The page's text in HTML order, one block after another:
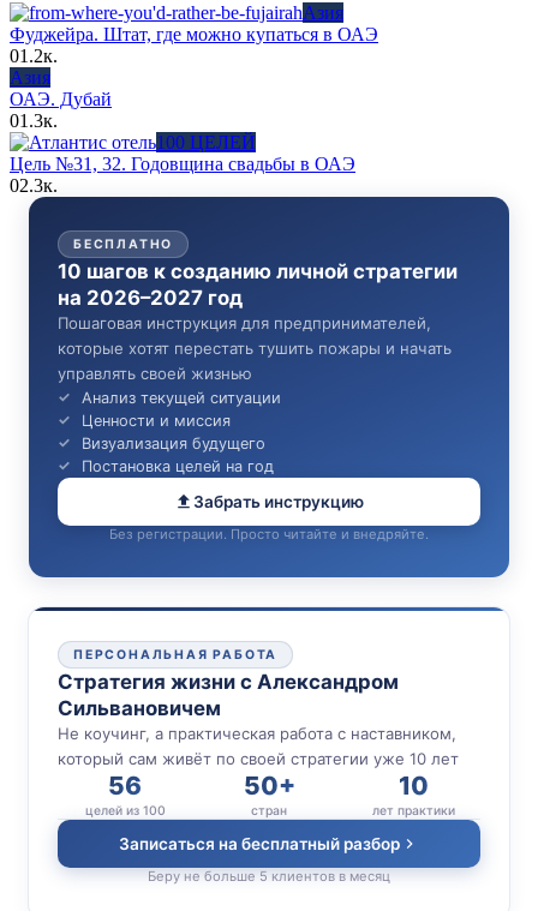
Азия
Фуджейра. Штат, где можно купаться в ОАЭ
01.2к.
Азия
ОАЭ. Дубай
01.3к.
100 ЦЕЛЕЙ
Цель №31, 32. Годовщина свадьбы в ОАЭ
02.3к.
БЕСПЛАТНО
10 шагов к созданию личной стратегии
на 2026–2027 год
Пошаговая инструкция для предпринимателей,
которые хотят перестать тушить пожары и начать
управлять своей жизнью
Анализ текущей ситуации
Ценности и миссия
Визуализация будущего
Постановка целей на год
Забрать инструкцию
Без регистрации. Просто читайте и внедряйте.
ПЕРСОНАЛЬНАЯ РАБОТА
Стратегия жизни с Александром
Сильвановичем
Не коучинг, а практическая работа с наставником,
который сам живёт по своей стратегии уже 10 лет
56
целей из 100
50+
стран
10
лет практики
Записаться на бесплатный разбор
Беру не больше 5 клиентов в месяц